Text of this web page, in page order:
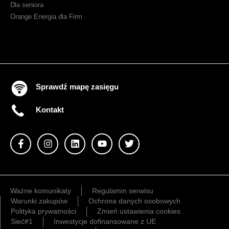
Dla seniora
Orange Energia dla Firm
Sprawdź mapę zasięgu
Kontakt
Ważne komunikaty
Regulamin serwisu
Warunki zakupów
Ochrona danych osobowych
Polityka prywatności
Zmień ustawienia cookies
Sieć#1
Inwestycje dofinansowane z UE